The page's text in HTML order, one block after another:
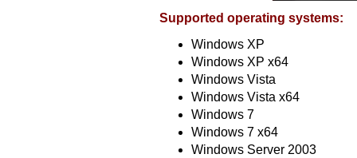
Supported operating systems:
Windows XP
Windows XP x64
Windows Vista
Windows Vista x64
Windows 7
Windows 7 x64
Windows Server 2003